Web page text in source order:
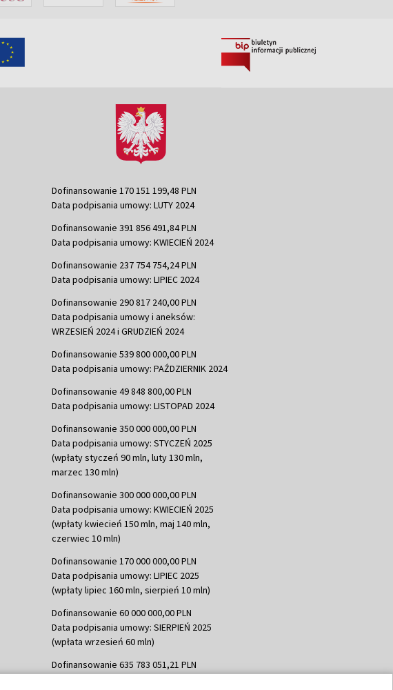
Dofinansowanie 170 151 199,48 PLN
Data podpisania umowy: LUTY 2024
Dofinansowanie 391 856 491,84 PLN
Data podpisania umowy: KWIECIEŃ 2024
Dofinansowanie 237 754 754,24 PLN
Data podpisania umowy: LIPIEC 2024
Dofinansowanie 290 817 240,00 PLN
Data podpisania umowy i aneksów:
WRZESIEŃ 2024 i GRUDZIEŃ 2024
Dofinansowanie 539 800 000,00 PLN
Data podpisania umowy: PAŹDZIERNIK 2024
Dofinansowanie 49 848 800,00 PLN
Data podpisania umowy: LISTOPAD 2024
Dofinansowanie 350 000 000,00 PLN
Data podpisania umowy: STYCZEŃ 2025
(wpłaty styczeń 90 mln, luty 130 mln,
marzec 130 mln)
Dofinansowanie 300 000 000,00 PLN
Data podpisania umowy: KWIECIEŃ 2025
(wpłaty kwiecień 150 mln, maj 140 mln,
czerwiec 10 mln)
Dofinansowanie 170 000 000,00 PLN
Data podpisania umowy: LIPIEC 2025
(wpłaty lipiec 160 mln, sierpień 10 mln)
Dofinansowanie 60 000 000,00 PLN
Data podpisania umowy: SIERPIEŃ 2025
(wpłata wrzesień 60 mln)
Dofinansowanie 635 783 051,21 PLN